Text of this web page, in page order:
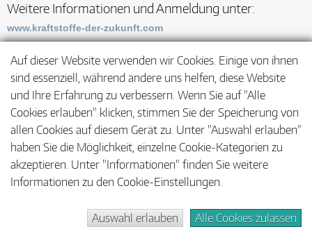
Weitere Informationen und Anmeldung unter:
www.kraftstoffe-der-zukunft.com
Auf dieser Website verwenden wir Cookies. Einige von ihnen
sind essenziell, während andere uns helfen, diese Website
und Ihre Erfahrung zu verbessern. Wenn Sie auf "Alle
Cookies erlauben" klicken, stimmen Sie der Speicherung von
allen Cookies auf diesem Gerät zu. Unter "Auswahl erlauben"
haben Sie die Möglichkeit, einzelne Cookie-Kategorien zu
akzeptieren. Unter "Informationen" finden Sie weitere
Informationen zu den Cookie-Einstellungen.
Auswahl erlauben Alle Cookies zulassen